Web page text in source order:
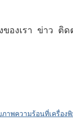
ของเรา ข่าว ติด
ภาพความร้อนที่เครื่อง